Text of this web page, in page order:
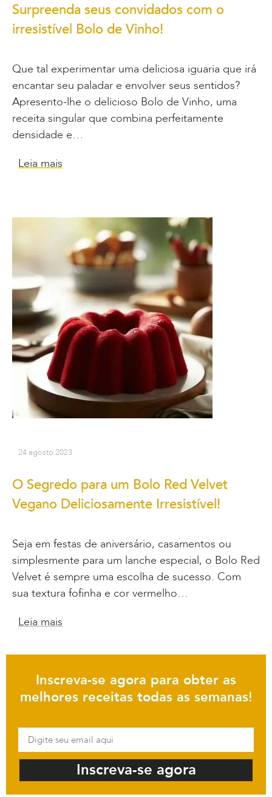
Surpreenda seus convidados com o
irresistível Bolo de Vinho!
Que tal experimentar uma deliciosa iguaria que irá
encantar seu paladar e envolver seus sentidos?
Apresento-lhe o delicioso Bolo de Vinho, uma
receita singular que combina perfeitamente
densidade e…
Leia mais
24 agosto 2023
O Segredo para um Bolo Red Velvet
Vegano Deliciosamente Irresistível!
Seja em festas de aniversário, casamentos ou
simplesmente para um lanche especial, o Bolo Red
Velvet é sempre uma escolha de sucesso. Com
sua textura fofinha e cor vermelho…
Leia mais
Inscreva-se agora para obter as
melhores receitas todas as semanas!
Inscreva-se agora